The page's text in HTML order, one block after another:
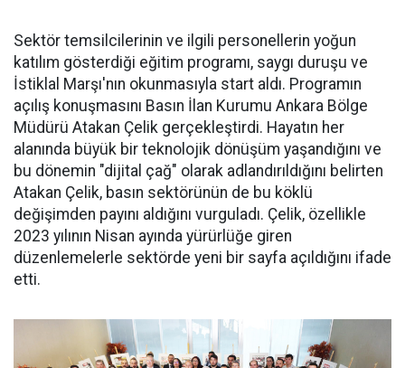
Sektör temsilcilerinin ve ilgili personellerin yoğun
katılım gösterdiği eğitim programı, saygı duruşu ve
İstiklal Marşı'nın okunmasıyla start aldı. Programın
açılış konuşmasını Basın İlan Kurumu Ankara Bölge
Müdürü Atakan Çelik gerçekleştirdi. Hayatın her
alanında büyük bir teknolojik dönüşüm yaşandığını ve
bu dönemin "dijital çağ" olarak adlandırıldığını belirten
Atakan Çelik, basın sektörünün de bu köklü
değişimden payını aldığını vurguladı. Çelik, özellikle
2023 yılının Nisan ayında yürürlüğe giren
düzenlemelerle sektörde yeni bir sayfa açıldığını ifade
etti.